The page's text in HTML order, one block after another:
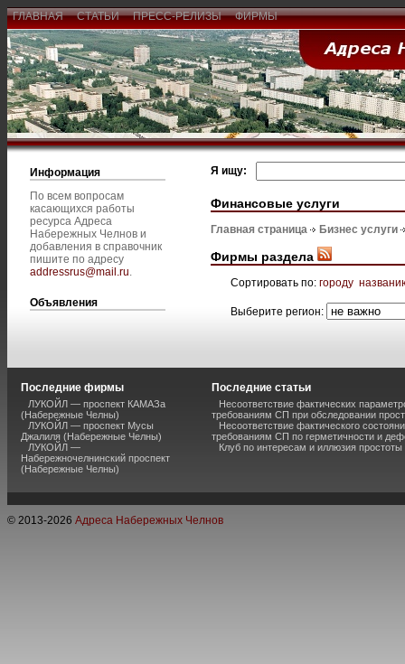
ГЛАВНАЯ СТАТЬИ ПРЕСС-РЕЛИЗЫ ФИРМЫ
Информация
По всем вопросам
касающихся работы
ресурса Адреса
Набережных Челнов и
добавления в справочник
пишите по адресу
addressrus@mail.ru.
Объявления
Я ищу:
Финансовые услуги
Главная страница Бизнес услуги
Фирмы раздела
Сортировать по: городу
Выберите регион:
Последние фирмы
ЛУКОЙЛ — проспект КАМАЗа
(Набережные Челны)
ЛУКОЙЛ — проспект Мусы
Джалиля (Набережные Челны)
ЛУКОЙЛ —
Набережночелнинский проспект
(Набережные Челны)
Последние статьи
Несоответствие фактических
требованиям СП при обследовании
Несоответствие фактического
требованиям СП по герметичности и
Клуб по интересам и иллюзия простоты
© 2013-2026 Адреса Набережных Челнов